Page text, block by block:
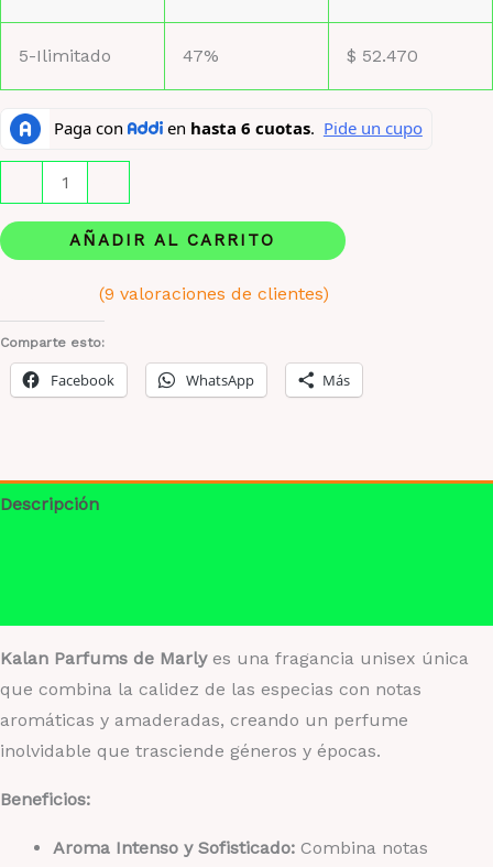
5-Ilimitado 47% $ 52.470
Parfums
de
Marly
Fragancia
Unisex
C?
AÑADIR AL CARRITO
Valorado
con
de 5
en
9
clientes
(9 valoraciones de clientes)
Comparte esto:
Facebook WhatsApp Más
Descripción
Kalan Parfums de Marlyes una fragancia unisex única
que combina la calidez de las especias con notas
aromáticas y amaderadas, creando un perfume
inolvidable que trasciende géneros y épocas.
Beneficios:
Aroma Intenso y Sofisticado: Combina notas